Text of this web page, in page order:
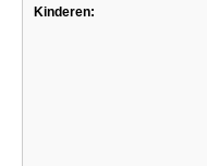
Kinderen: